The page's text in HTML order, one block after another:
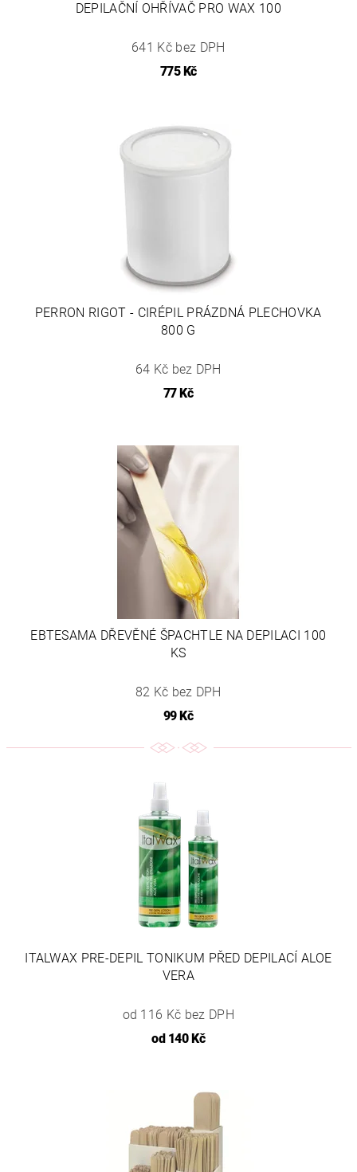
DEPILAČNÍ OHŘÍVAČ PRO WAX 100
641 Kč bez DPH
775 Kč
PERRON RIGOT - CIRÉPIL PRÁZDNÁ PLECHOVKA
800 G
64 Kč bez DPH
77 Kč
EBTESAMA DŘEVĚNÉ ŠPACHTLE NA DEPILACI 100
KS
82 Kč bez DPH
99 Kč
ITALWAX PRE-DEPIL TONIKUM PŘED DEPILACÍ ALOE
VERA
od 116 Kč bez DPH
od140 Kč